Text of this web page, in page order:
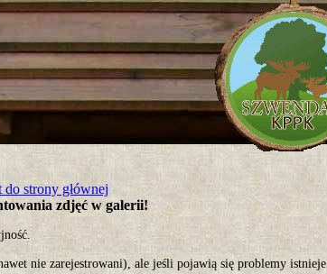
do strony głównej
zdjęć w galerii!
nie zarejestrowani), ale jeśli pojawią się problemy istnieje